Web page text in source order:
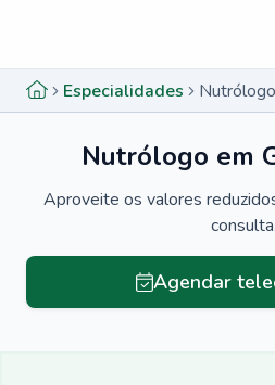
Especialidades
Nutrólogo em
Aproveite os valores
consulta.
Agendar